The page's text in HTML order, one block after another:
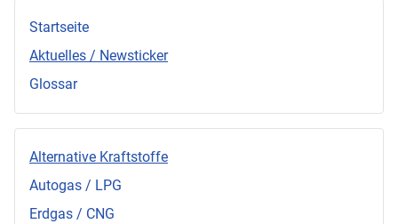
Startseite
Aktuelles / Newsticker
Glossar
Alternative Kraftstoffe
Autogas / LPG
Erdgas / CNG